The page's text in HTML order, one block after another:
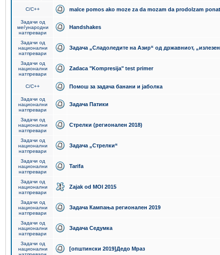
C/C++ malce pomos ako moze za da mozam da prodolzam
Задачи од
меѓународни
натпревари
Handshakes
Задачи од
национални
натпревари
Задача „Сладоледите на Азир“ од државниот,
Задачи од
национални
натпревари
Zadaca "Kompresija" test primer
C/C++ Помош за задача банани и јаболка
Задачи од
национални
натпревари
Задача Патики
Задачи од
национални
натпревари
Стрелки (регионален 2018)
Задачи од
национални
натпревари
Задача „Стрелки“
Задачи од
национални
натпревари
Tarifa
Задачи од
национални
натпревари
Zajak od MOI 2015
Задачи од
национални
натпревари
Задача Кампања регионален 2019
Задачи од
национални
натпревари
Задача Седумка
Задачи од
национални
[општински 2019]Дедо Мраз